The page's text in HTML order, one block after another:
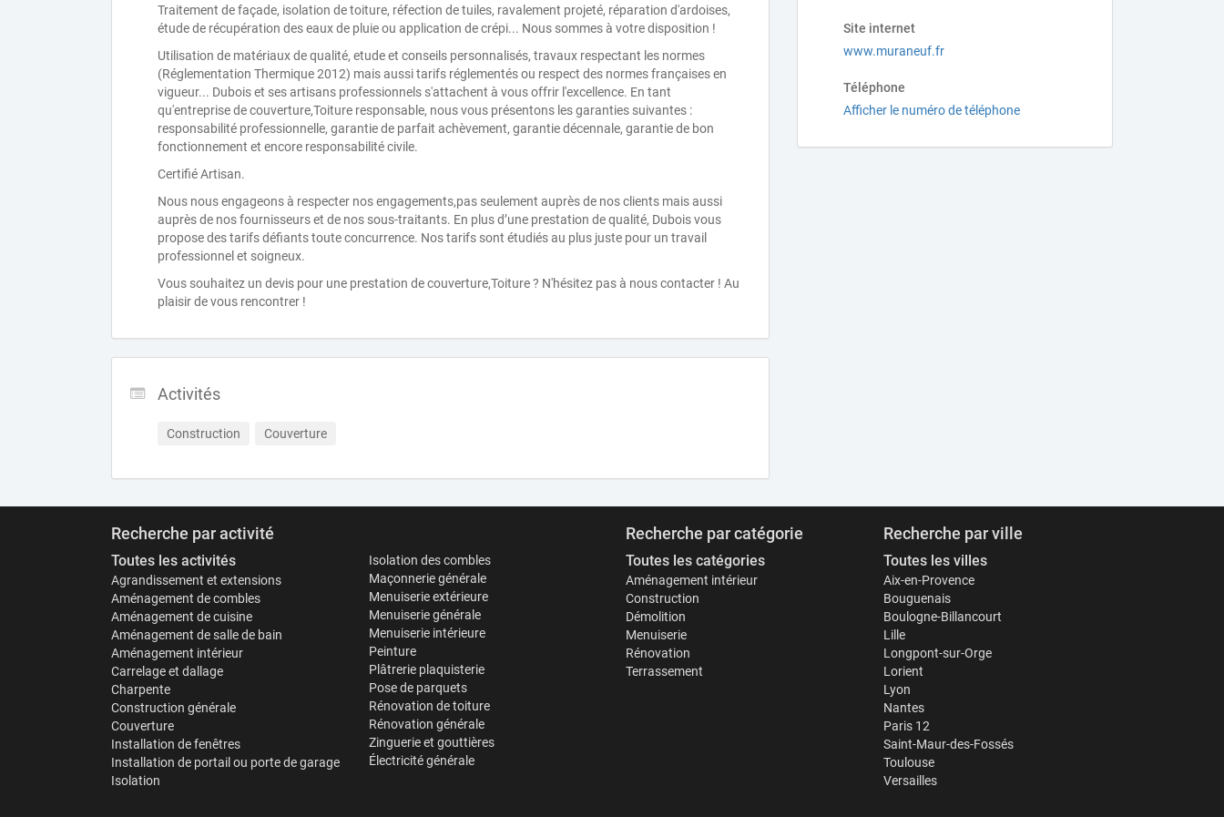
Site internet
www.muraneuf.fr
Téléphone
Afficher le numéro de téléphone
Traitement de façade, isolation de toiture, réfection de tuiles, ravalement projeté, réparation d'ardoises,
étude de récupération des eaux de pluie ou application de crépi... Nous sommes à votre disposition !
Utilisation de matériaux de qualité, etude et conseils personnalisés, travaux respectant les normes
(Réglementation Thermique 2012) mais aussi tarifs réglementés ou respect des normes françaises en
vigueur... Dubois et ses artisans professionnels s'attachent à vous offrir l'excellence. En tant
qu'entreprise de couverture,Toiture responsable, nous vous présentons les garanties suivantes :
responsabilité professionnelle, garantie de parfait achèvement, garantie décennale, garantie de bon
fonctionnement et encore responsabilité civile.
Certifié Artisan.
Nous nous engageons à respecter nos engagements,pas seulement auprès de nos clients mais aussi
auprès de nos fournisseurs et de nos sous-traitants. En plus d’une prestation de qualité, Dubois vous
propose des tarifs défiants toute concurrence. Nos tarifs sont étudiés au plus juste pour un travail
professionnel et soigneux.
Vous souhaitez un devis pour une prestation de couverture,Toiture ? N'hésitez pas à nous contacter ! Au
plaisir de vous rencontrer !
Activités
Construction Couverture
Recherche par activité
Toutes les activités
Agrandissement et extensions
Aménagement de combles
Aménagement de cuisine
Aménagement de salle de bain
Aménagement intérieur
Carrelage et dallage
Charpente
Construction générale
Couverture
Installation de fenêtres
Installation de portail ou porte de garage
Isolation
Isolation des combles
Maçonnerie générale
Menuiserie extérieure
Menuiserie générale
Menuiserie intérieure
Peinture
Plâtrerie plaquisterie
Pose de parquets
Rénovation de toiture
Rénovation générale
Zinguerie et gouttières
Électricité générale
Recherche par catégorie
Toutes les catégories
Aménagement intérieur
Construction
Démolition
Menuiserie
Rénovation
Terrassement
Recherche par ville
Toutes les villes
Aix-en-Provence
Bouguenais
Boulogne-Billancourt
Lille
Longpont-sur-Orge
Lorient
Lyon
Nantes
Paris 12
Saint-Maur-des-Fossés
Toulouse
Versailles